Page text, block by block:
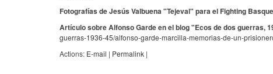
Fotografías de Jesús Valbuena "Tejeval" para el Fighting
Artículo sobre Alfonso Garde en el blog "Ecos de dos guerras,
guerras-1936-45/alfonso-garde-marcilla-memorias-de-un-
Actions: E-mail | Permalink |